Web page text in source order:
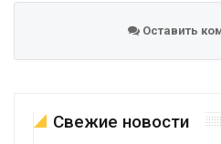
Оставить
Свежие новости